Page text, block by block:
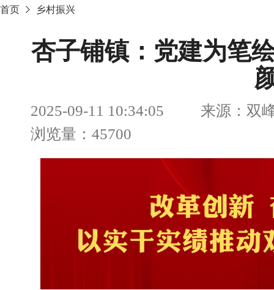
首页 乡村振兴
杏子铺镇：党建为笔
2025-09-11 10:34:05 来源：双
浏览量：45700